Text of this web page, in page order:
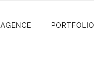
AGENCE PORTFOLIO